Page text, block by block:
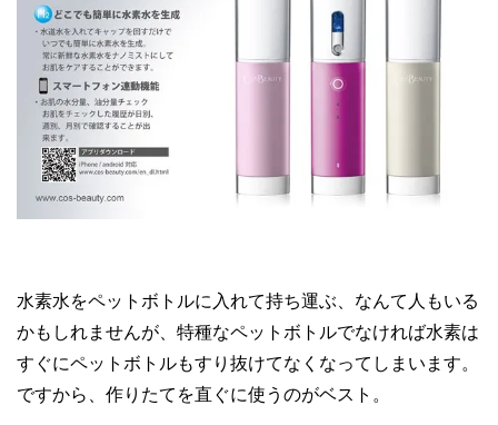
水素水をペットボトルに入れて持ち運ぶ、なんて人もいる
かもしれませんが、特種なペットボトルでなければ水素は
すぐにペットボトルもすり抜けてなくなってしまいます。
ですから、作りたてを直ぐに使うのがベスト。